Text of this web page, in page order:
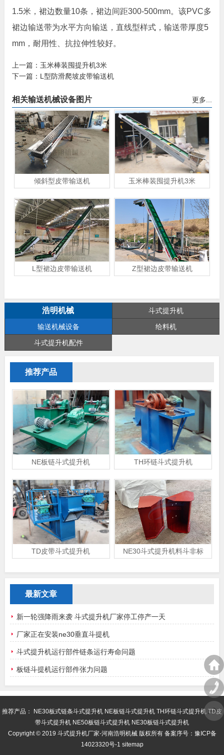
1.5米，裙边数量10条，裙边间距300-500mm。该PVC多
裙边输送带为水平方向输送，直线型样式，输送带厚度5
mm，耐用性、抗拉伸性较好。
上一篇： 玉米棒装囤提升机3米
下一篇： L型防滑爬坡皮带输送机
相关输送机械设备图片 更多...
倾斜型皮带输送机 玉米棒装囤提升机3米
L型裙边皮带输送机 Z型裙边皮带输送机
浩明机械
斗式提升机
输送机械设备
给料机
斗式提升机配件
推荐产品
NE板链斗式提升机 TH环链斗式提升机
TD皮带斗式提升机 NE30斗式提升机料斗非标
最新文章
新一轮强降雨来袭 斗式提升机厂家停工停产一天
厂家正在安装ne30垂直斗提机
斗式提升机运行部件链条运行寿命问题
板链斗提机运行部件张力问题
推荐产品： NE30板式链条斗式提升机 NE板链斗式提升机 TH环链斗式提升机 TD皮
带斗式提升机 NE50板链斗式提升机 NE30板链斗式提升机
Copyright © 2019 斗式提升机厂家-河南浩明机械 版权所有 备案序号： 豫ICP备
14023320号-1 sitemap